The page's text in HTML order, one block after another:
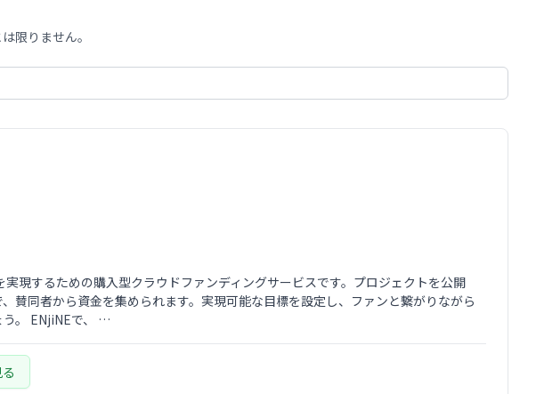
限りません。
現するための購入型クラウドファンディングサービスです。プロジェクトを公開
賛同者から資金を集められます。実現可能な目標を設定し、ファンと繋がりながら
う。 ENjiNEで、 …